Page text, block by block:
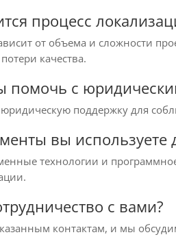
процесс
от объема и сложности
качества.
помочь с
поддержку для
вы используете
технологии и
с вами?
контактам, и мы